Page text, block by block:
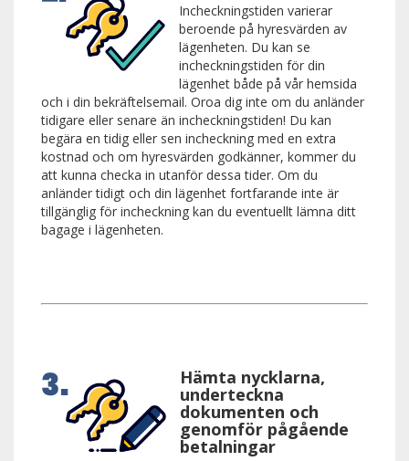
Incheckningstiden varierar
beroende på hyresvärden av
lägenheten. Du kan se
incheckningstiden för din
lägenhet både på vår hemsida
och i din bekräftelsemail. Oroa dig inte om du anländer
tidigare eller senare än incheckningstiden! Du kan
begära en tidig eller sen incheckning med en extra
kostnad och om hyresvärden godkänner, kommer du
att kunna checka in utanför dessa tider. Om du
anländer tidigt och din lägenhet fortfarande inte är
tillgänglig för incheckning kan du eventuellt lämna ditt
bagage i lägenheten.
Hämta nycklarna,
underteckna
dokumenten och
genomför pågående
betalningar